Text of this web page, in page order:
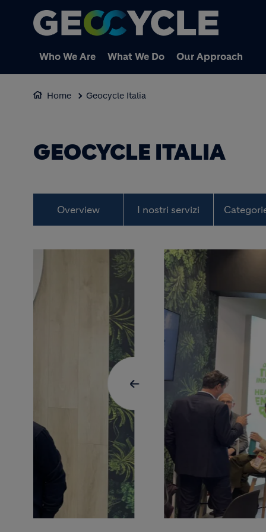
Who We Are What We Do Our Approach
Home Geocycle Italia
GEOCYCLE ITALIA
Overview I nostri servizi